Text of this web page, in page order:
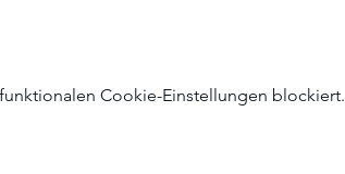
Cookie-Einstellungen blockiert.